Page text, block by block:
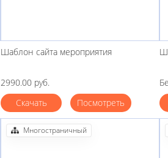
Шаблон сайта мероприятия
2990.00 руб.
Скачать
Посмотреть
Многостраничный